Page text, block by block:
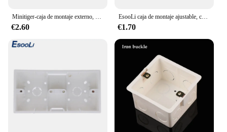
Minitiger-caja de montaje externo, accesorio de 258mm * 86mm * 34mm para Interruptor táctil Triple tipo 86 o enchufe, aplique para cualquier posición de la superficie de la pared
€2.60
EsooLi caja de montaje ajustable, casete interno de 3 colores, 86mm x 83mm x 50mm para Interruptor táctil tipo 86 y caja trasera de cableado de enchufe
€1.70